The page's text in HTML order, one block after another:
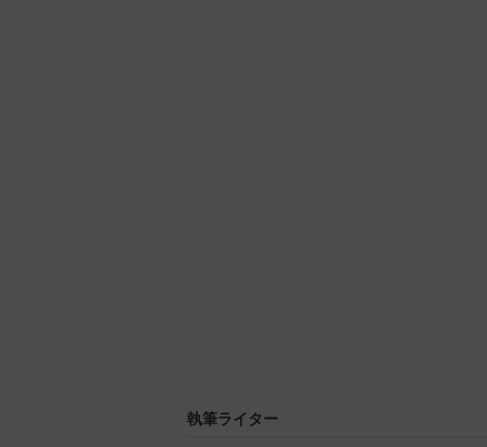
執筆ライター